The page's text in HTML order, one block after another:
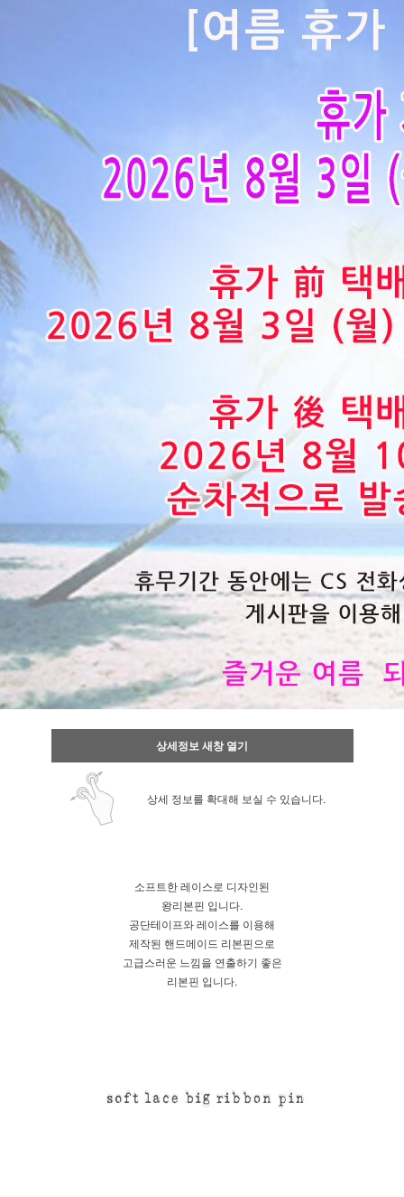
이코 라이프 하
상세정보 새창 열기
상세 정보를 확대해 보실 수 있습니다.
소프트한 레이스로 디자인된
왕리본핀 입니다.
공단테이프와 레이스를 이용해
제작된 핸드메이드 리본핀으로
고급스러운 느낌을 연출하기 좋은
리본핀 입니다.